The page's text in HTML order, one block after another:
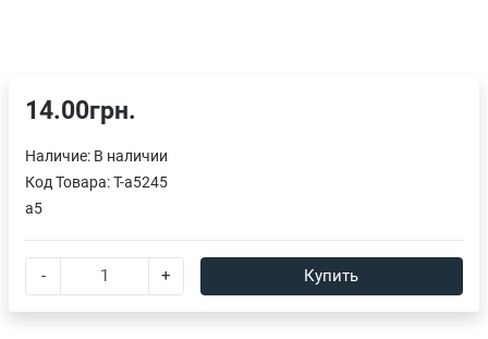
14.00грн.
Наличие: В наличии
Код Товара:T-a5245
a5
- + Купить